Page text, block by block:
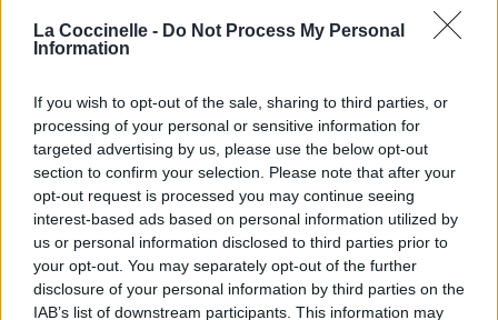
La Coccinelle - Do Not Process My Personal
Information
If you wish to opt-out of the sale, sharing to third parties, or
processing of your personal or sensitive information for
targeted advertising by us, please use the below opt-out
section to confirm your selection. Please note that after your
opt-out request is processed you may continue seeing
interest-based ads based on personal information utilized by
us or personal information disclosed to third parties prior to
your opt-out. You may separately opt-out of the further
disclosure of your personal information by third parties on the
IAB’s list of downstream participants. This information may
⇑
Commentaires
Voir la vidéo de «Social Anxiety»
Paroles + Traduction Téléchargement Vidéos